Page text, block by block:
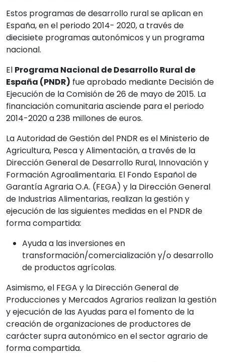
Estos programas de desarrollo rural se aplican en
España, en el periodo 2014- 2020, a través de
diecisiete programas autonómicos y un programa
nacional.
El Programa Nacional de Desarrollo Rural de
España (PNDR) fue aprobado mediante Decisión de
Ejecución de la Comisión de 26 de mayo de 2015. La
financiación comunitaria asciende para el periodo
2014-2020 a 238 millones de euros.
La Autoridad de Gestión del PNDR es el Ministerio de
Agricultura, Pesca y Alimentación, a través de la
Dirección General de Desarrollo Rural, Innovación y
Formación Agroalimentaria. El Fondo Español de
Garantía Agraria O.A. (FEGA) y la Dirección General
de Industrias Alimentarias, realizan la gestión y
ejecución de las siguientes medidas en el PNDR de
forma compartida:
Ayuda a las inversiones en
transformación/comercialización y/o desarrollo
de productos agrícolas.
Asimismo, el FEGA y la Dirección General de
Producciones y Mercados Agrarios realizan la gestión
y ejecución de las Ayudas para el fomento de la
creación de organizaciones de productores de
carácter supra autonómico en el sector agrario de
forma compartida.